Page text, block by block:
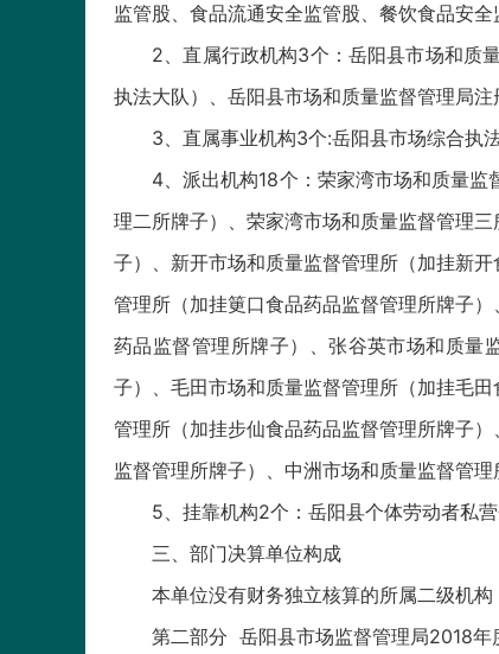
监管股、食品流通安全监管股、餐饮食品安
2、直属行政机构3个：岳阳县市场和质
执法大队）、岳阳县市场和质量监督管理局注
3、直属事业机构3个:岳阳县市场综合执
4、派出机构18个：荣家湾市场和质量
理二所牌子）、荣家湾市场和质量监督管理
子）、新开市场和质量监督管理所（加挂新
管理所（加挂筻口食品药品监督管理所牌子
药品监督管理所牌子）、张谷英市场和质量
子）、毛田市场和质量监督管理所（加挂毛
管理所（加挂步仙食品药品监督管理所牌子
监督管理所牌子）、中洲市场和质量监督管
5、挂靠机构2个：岳阳县个体劳动者私
三、部门决算单位构成
本单位没有财务独立核算的所属二级机
第二部分 岳阳县市场监督管理局2018年